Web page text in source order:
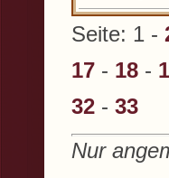
Seite: 1 -
17 - 18 -
32 - 33
Nur